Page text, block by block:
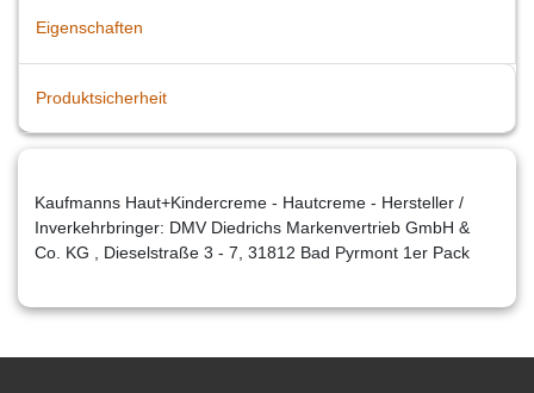
Eigenschaften
Produktsicherheit
Kaufmanns Haut+Kindercreme - Hautcreme - Hersteller /
Inverkehrbringer: DMV Diedrichs Markenvertrieb GmbH &
Co. KG , Dieselstraße 3 - 7, 31812 Bad Pyrmont 1er Pack